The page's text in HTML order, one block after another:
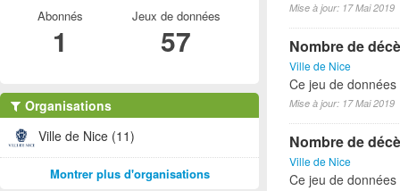
Mise à jour: 17 Mai 2019
Nombre de
Ville de Nice
Ce jeu de
Mise à jour: 17 Mai 2019
Nombre de
Ville de Nice
Ce jeu de
Abonnés
1
Jeux de données
57
Organisations
Ville de Nice (11)
Montrer plus d'organisations